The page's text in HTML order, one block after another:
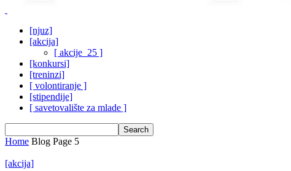
[njuz]
[akcija]
[ akcije_25 ]
[konkursi]
[treninzi]
[ volontiranje ]
[stipendije]
[ savetovalište za mlade ]
Home Blog Page 5
[akcija]